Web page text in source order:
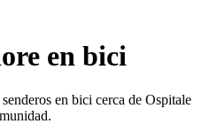
en bici
en bici cerca de Ospitale